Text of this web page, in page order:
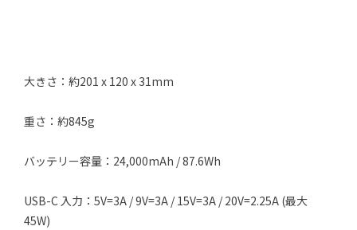
大きさ：約201 x 120 x 31mm
重さ：約845g
バッテリー容量：24,000mAh / 87.6Wh
USB-C 入力：5V=3A / 9V=3A / 15V=3A / 20V=2.25A (最大
45W)